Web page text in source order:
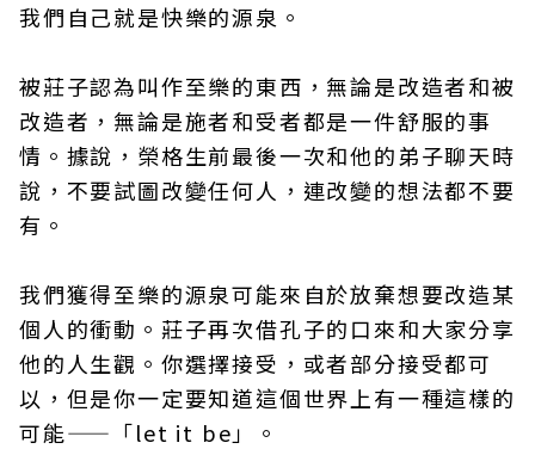
我們自己就是快樂的源泉。
被莊子認為叫作至樂的東西，無論是改造者和被
改造者，無論是施者和受者都是一件舒服的事
情。據說，榮格生前最後一次和他的弟子聊天時
說，不要試圖改變任何人，連改變的想法都不要
有。
我們獲得至樂的源泉可能來自於放棄想要改造某
個人的衝動。莊子再次借孔子的口來和大家分享
他的人生觀。你選擇接受，或者部分接受都可
以，但是你一定要知道這個世界上有一種這樣的
可能——「let it be」。